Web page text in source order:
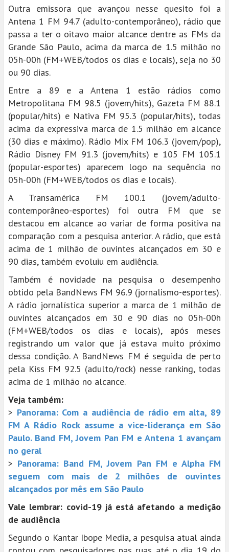
Outra emissora que avançou nesse quesito foi a
Antena 1 FM 94.7 (adulto-contemporâneo), rádio que
passa a ter o oitavo maior alcance dentre as FMs da
Grande São Paulo, acima da marca de 1.5 milhão no
05h-00h (FM+WEB/todos os dias e locais), seja no 30
ou 90 dias.
Entre a 89 e a Antena 1 estão rádios como
Metropolitana FM 98.5 (jovem/hits), Gazeta FM 88.1
(popular/hits) e Nativa FM 95.3 (popular/hits), todas
acima da expressiva marca de 1.5 milhão em alcance
(30 dias e máximo). Rádio Mix FM 106.3 (jovem/pop),
Rádio Disney FM 91.3 (jovem/hits) e 105 FM 105.1
(popular-esportes) aparecem logo na sequência no
05h-00h (FM+WEB/todos os dias e locais).
A Transamérica FM 100.1 (jovem/adulto-
contemporâneo-esportes) foi outra FM que se
destacou em alcance ao variar de forma positiva na
comparação com a pesquisa anterior. A rádio, que está
acima de 1 milhão de ouvintes alcançados em 30 e
90 dias, também evoluiu em audiência.
Também é novidade na pesquisa o desempenho
obtido pela BandNews FM 96.9 (jornalismo-esportes).
A rádio jornalística superior a marca de 1 milhão de
ouvintes alcançados em 30 e 90 dias no 05h-00h
(FM+WEB/todos os dias e locais), após meses
registrando um valor que já estava muito próximo
dessa condição. A BandNews FM é seguida de perto
pela Kiss FM 92.5 (adulto/rock) nesse ranking, todas
acima de 1 milhão no alcance.
Veja também:
> Panorama: Com a audiência de rádio em alta, 89
FM A Rádio Rock assume a vice-liderança em São
Paulo. Band FM, Jovem Pan FM e Antena 1 avançam
no geral
> Panorama: Band FM, Jovem Pan FM e Alpha FM
seguem com mais de 2 milhões de ouvintes
alcançados por mês em São Paulo
Vale lembrar: covid-19 já está afetando a medição
de audiência
Segundo o Kantar Ibope Media, a pesquisa atual ainda